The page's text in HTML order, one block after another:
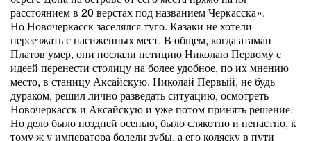
расстоянием в 20 верстах под названием Черкасска».
Но Новочеркасск заселялся туго. Казаки не хотели
переезжать с насиженных мест. В общем, когда атаман
Платов умер, они послали петицию Николаю Первому с
идеей перенести столицу на более удобное, по их мнению
место, в станицу Аксайскую. Николай Первый, не будь
дураком, решил лично разведать ситуацию, осмотреть
Новочеркасск и Аксайскую и уже потом принять решение.
Но дело было поздней осенью, было слякотно и ненастно, к
тому ж у императора болели зубы, а его коляску в пути